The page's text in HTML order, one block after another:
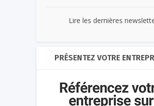
Lire les dernières
PRÉSENTEZ VOTRE